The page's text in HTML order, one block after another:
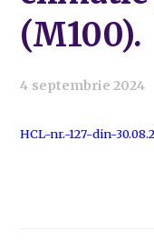
(M100).
4 septembrie 2024
HCL-nr.-127-din-